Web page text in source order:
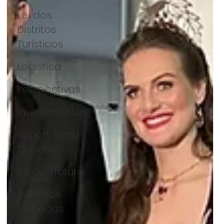
Lei dos
Distritos
Turísticos
Logística
Perspectivas
Investimentos
Report Serra
Infraestrutura
Vale dos
Vinhedos